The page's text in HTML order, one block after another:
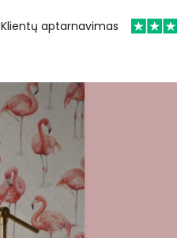
Klientų aptarnavimas